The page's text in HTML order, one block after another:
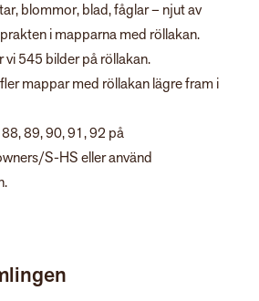
blommor, blad, fåglar – njut av
i mapparna med röllakan.
vi 545 bilder på röllakan.
mappar med röllakan lägre fram i
89, 90, 91, 92 på
S-HS eller använd